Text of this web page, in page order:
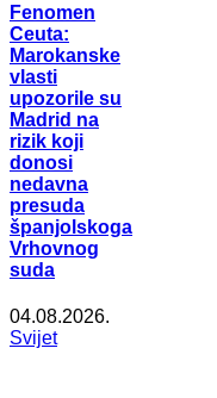
Fenomen
Ceuta:
Marokanske
vlasti
upozorile su
Madrid na
rizik koji
donosi
nedavna
presuda
španjolskoga
Vrhovnog
suda
04.08.2026.
Svijet